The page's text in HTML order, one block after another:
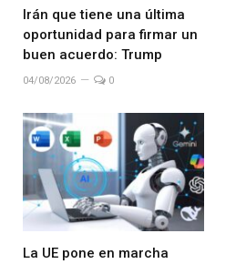
Irán que tiene una última
oportunidad para firmar un
buen acuerdo: Trump
04/08/2026 0
La UE pone en marcha